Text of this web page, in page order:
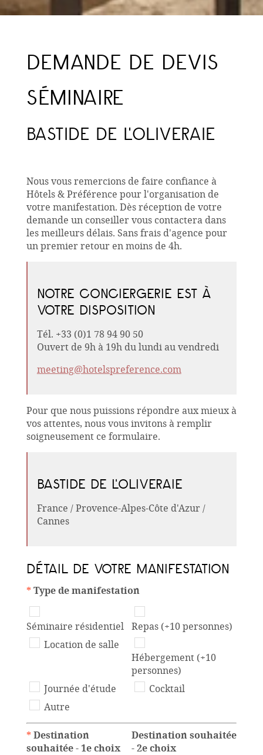
DEMANDE DE DEVIS
SÉMINAIRE
BASTIDE DE L'OLIVERAIE
Nous vous remercions de faire confiance à
Hôtels & Préférence pour l'organisation de
votre manifestation. Dès réception de votre
demande un conseiller vous contactera dans
les meilleurs délais. Sans frais d'agence pour
un premier retour en moins de 4h.
NOTRE CONCIERGERIE EST À
VOTRE DISPOSITION
Tél. +33 (0)1 78 94 90 50
Ouvert de 9h à 19h du lundi au vendredi
meeting@hotelspreference.com
Pour que nous puissions répondre aux mieux à
vos attentes, nous vous invitons à remplir
soigneusement ce formulaire.
BASTIDE DE L'OLIVERAIE
France / Provence-Alpes-Côte d'Azur /
Cannes
DÉTAIL DE VOTRE MANIFESTATION
*Type de manifestation
Séminaire résidentiel
Repas (+10 personnes)
Location de salle
Hébergement (+10
personnes)
Journée d'étude
Cocktail
Autre
*Destination
souhaitée - 1e choix
Destination souhaitée
- 2e choix